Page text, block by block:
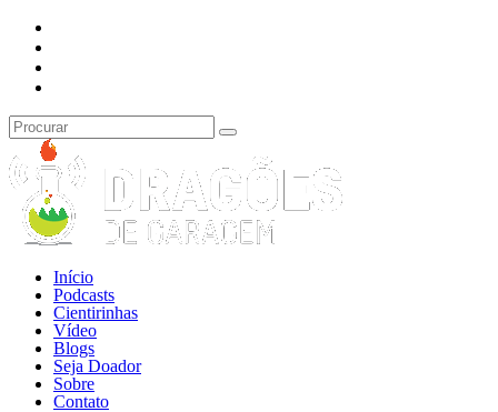
Início
Podcasts
Cientirinhas
Vídeo
Blogs
Seja Doador
Sobre
Contato